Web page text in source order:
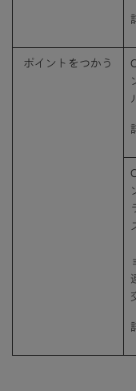
ポイントをつかう